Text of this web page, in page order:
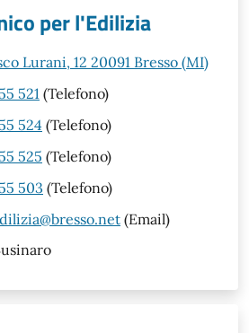
per l'Edilizia
Lurani, 12 20091 Bresso (MI)
521 (Telefono)
524(Telefono)
525 (Telefono)
503 (Telefono)
(Email)